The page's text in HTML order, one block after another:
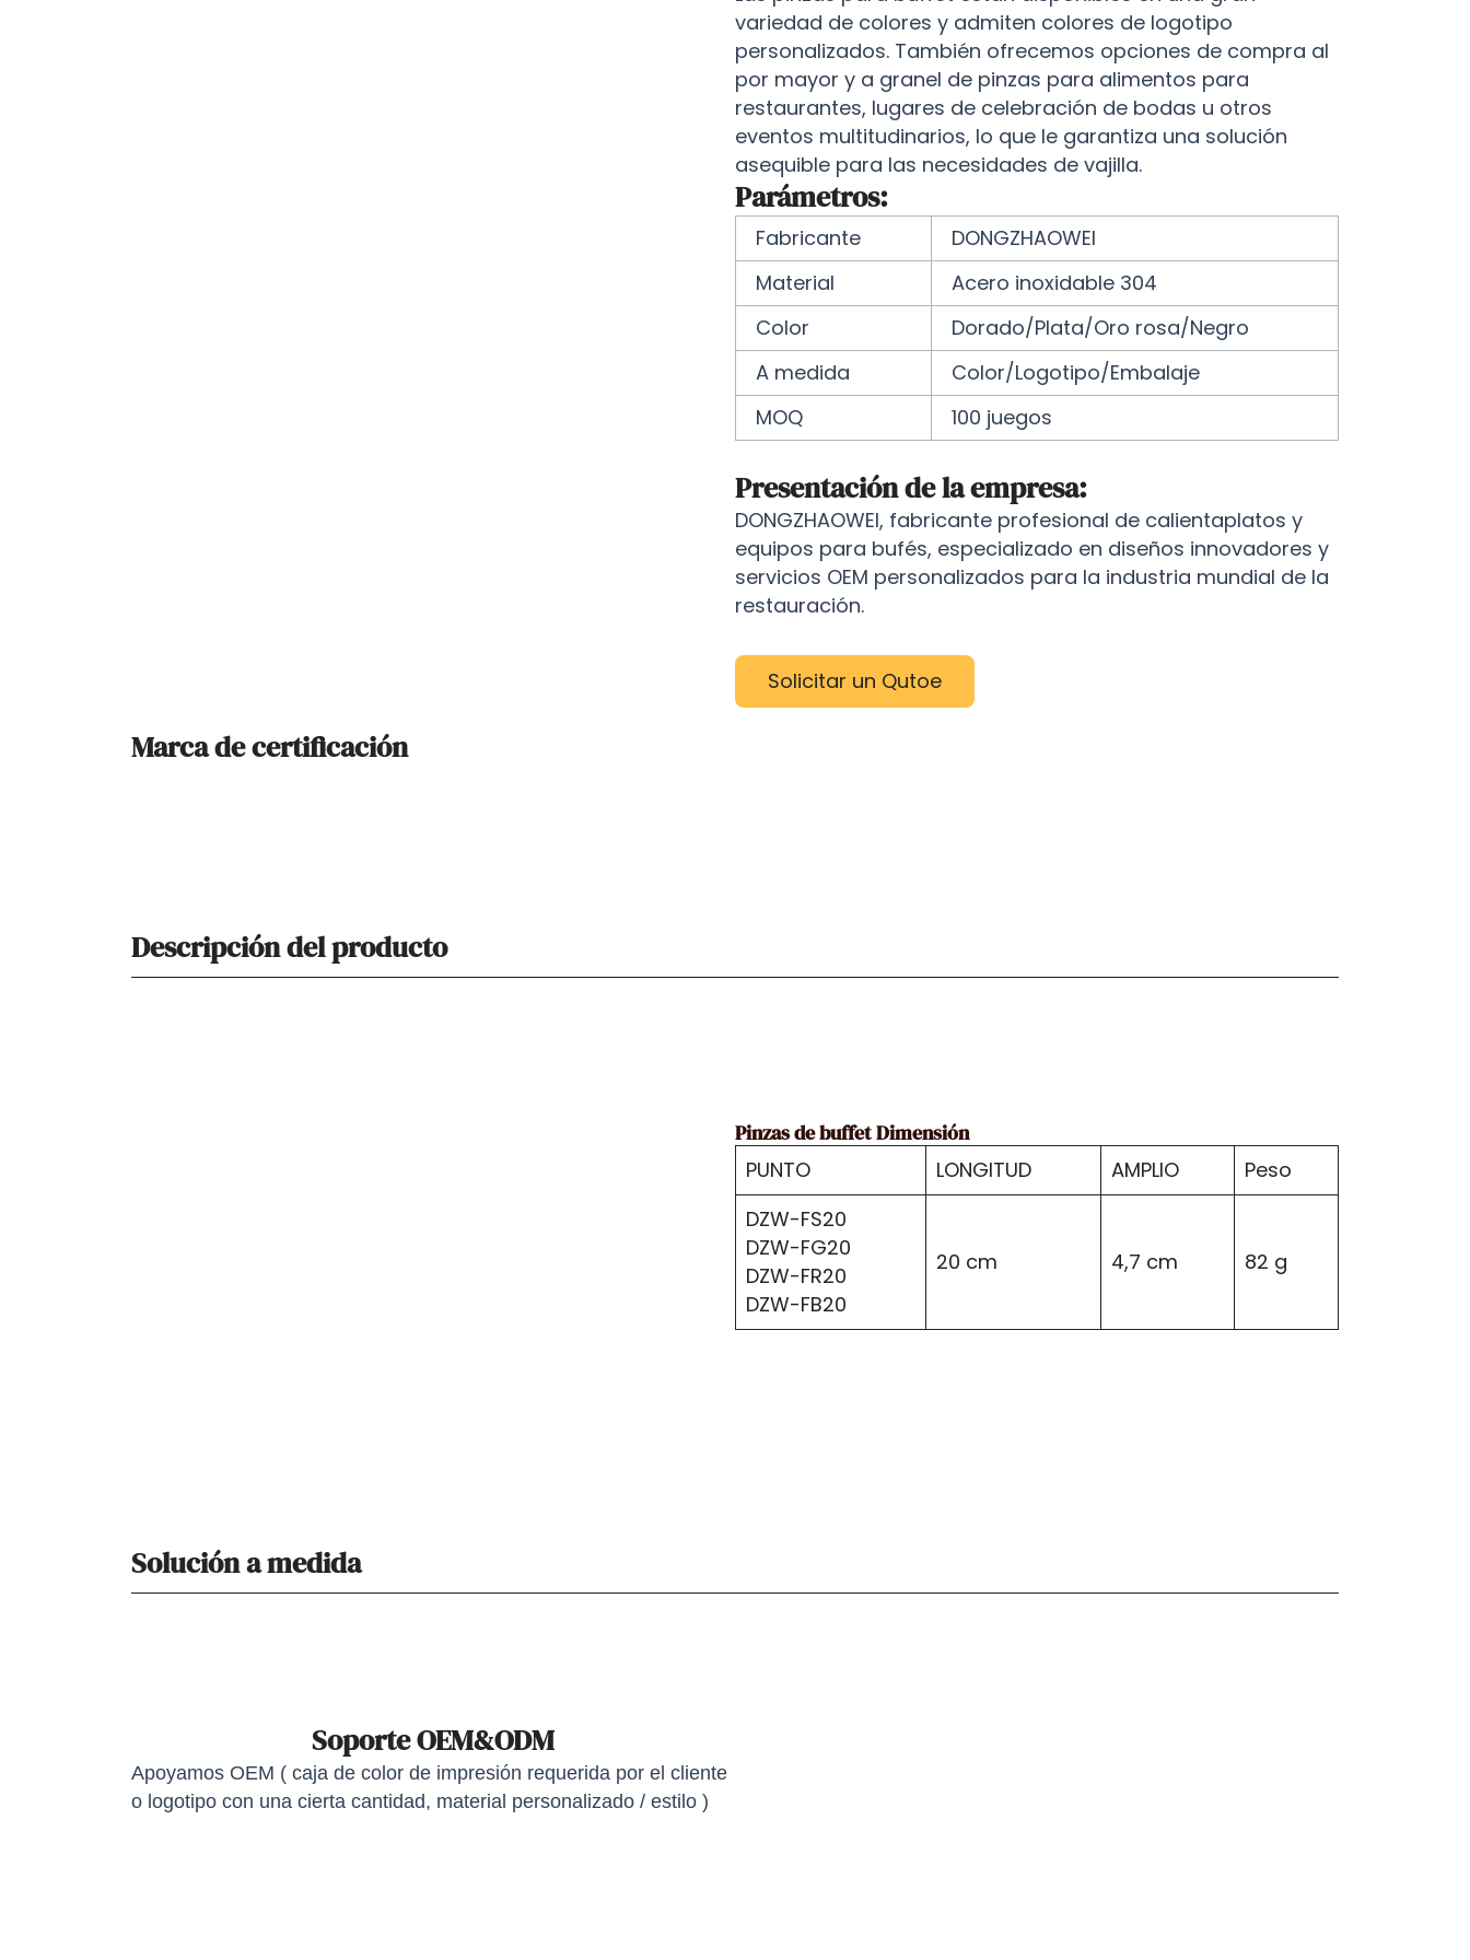
variedad de colores y admiten colores de logotipo
personalizados. También ofrecemos opciones de compra al
por mayor y a granel de pinzas para alimentos para
restaurantes, lugares de celebración de bodas u otros
eventos multitudinarios, lo que le garantiza una solución
asequible para las necesidades de vajilla.
Parámetros:
Fabricante
DONGZHAOWEI
Material
Acero inoxidable 304
Color
Dorado/Plata/Oro rosa/Negro
A medida
Color/Logotipo/Embalaje
MOQ
100 juegos
Presentación de la empresa:
DONGZHAOWEI, fabricante profesional de calientaplatos y
equipos para bufés, especializado en diseños innovadores y
servicios OEM personalizados para la industria mundial de la
restauración.
Solicitar un Qutoe
Marca de certificación
Descripción del producto
Pinzas de buffet Dimensión
PUNTO
LONGITUD AMPLIO
Peso
DZW-FS20
DZW-FG20
DZW-FR20
DZW-FB20
20 cm 4,7 cm 82 g
Solución a medida
Soporte OEM&ODM
Apoyamos OEM ( caja de color de impresión requerida por el cliente
o logotipo con una cierta cantidad, material personalizado / estilo )